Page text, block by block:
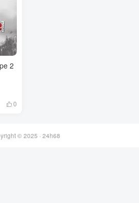
2
0
© 2025 · 24h68